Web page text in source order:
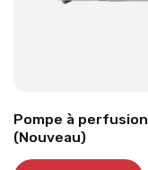
Pompe à
(Nouveau)